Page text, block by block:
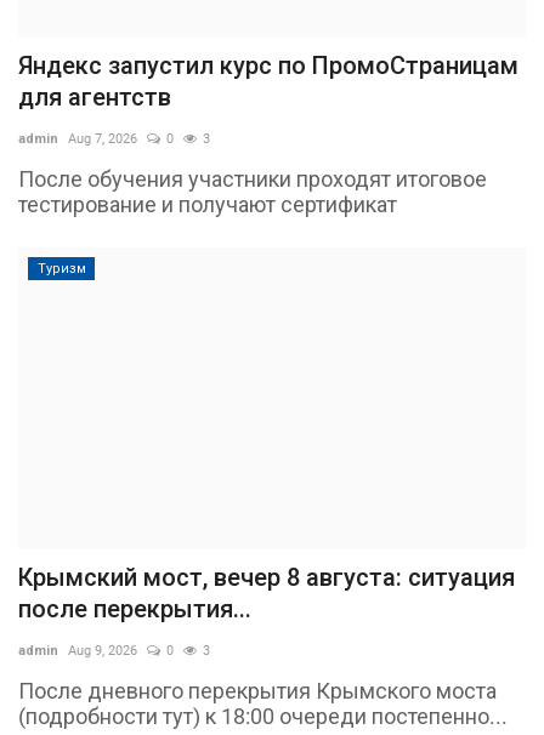
Яндекс запустил курс по ПромоСтраницам
для агентств
admin Aug 7, 2026 0 3
После обучения участники проходят итоговое
тестирование и получают сертификат
Туризм
Крымский мост, вечер 8 августа: ситуация
после перекрытия...
admin Aug 9, 2026 0 3
После дневного перекрытия Крымского моста
(подробности тут) к 18:00 очереди постепенно...